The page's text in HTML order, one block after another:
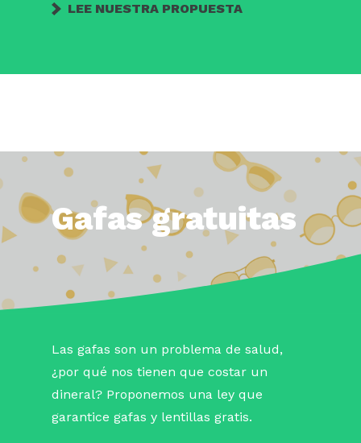
LEE NUESTRA PROPUESTA
Gafas gratuitas
Las gafas son un problema de salud,
¿por qué nos tienen que costar un
dineral? Proponemos una ley que
garantice gafas y lentillas gratis.